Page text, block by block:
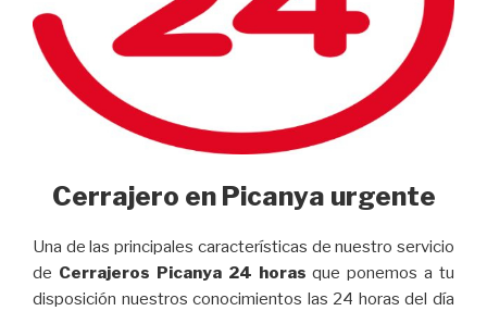
Cerrajero en Picanya urgente
Una de las principales características de nuestro servicio
de Cerrajeros Picanya 24 horas que ponemos a tu
disposición nuestros conocimientos las 24 horas del día